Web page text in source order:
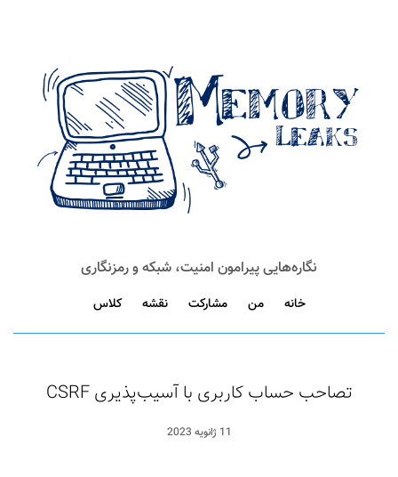
نگاره‌هایی پیرامون امنیت، شبکه و رمزنگاری
خانه من مشارکت نقشه کلاس
تصاحب حساب کاربری با آسیب‌پذیری CSRF
11 ژانویه 2023